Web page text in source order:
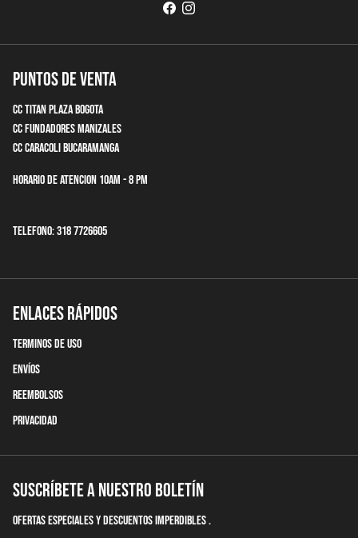
Puntos de Venta
CC Titan Plaza Bogota
CC Fundadores Manizales
CC Caracoli Bucaramanga
Horario de Atencion 10am - 8 pm
Telefono: 318 7726605
Enlaces Rápidos
terminos de uso
Envíos
Reembolsos
Privacidad
Suscríbete a nuestro boletín
Ofertas Especiales y descuentos imperdibles .